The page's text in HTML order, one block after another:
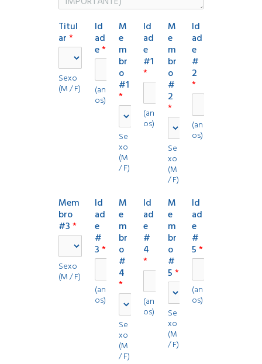
a
s
c
o
p
l
e
Titul
ar*
Sexo
(M / F)
Id
ad
e*
(an
os)
M
e
m
br
o
#1
*
Se
xo
(M
/ F)
Id
ad
e
#1
*
(an
os)
M
e
m
br
o
#
2
*
Se
xo
(M
/ F)
Id
ad
e
#
2
*
(an
os)
Mem
bro
#3*
Sexo
(M / F)
Id
ad
e
#
3*
(an
os)
M
e
m
br
o
#
4
*
Se
xo
(M
/ F)
Id
ad
e
#
4
*
(an
os)
M
e
m
br
o
#
5*
Se
xo
(M
/ F)
Id
ad
e
#
5*
(an
os)